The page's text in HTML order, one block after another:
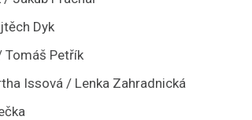
Dyk
Tomáš Petřík
Issová / Lenka Zahradnická